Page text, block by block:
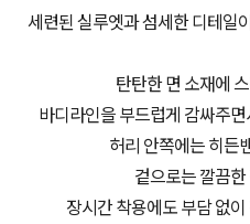
세련된 실루엣과 섬세한 디테일
탄탄한 면 소재에
바디라인을 부드럽게 감싸주
허리 안쪽에는 히든
겉으로는 깔끔
장시간 착용에도 부담 없